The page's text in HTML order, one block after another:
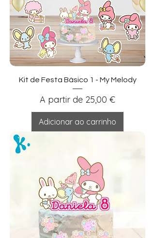
Kit de Festa Básico 1 - My Melody
A partir de 25,00 €
Preço promocional
Adicionar ao carrinho